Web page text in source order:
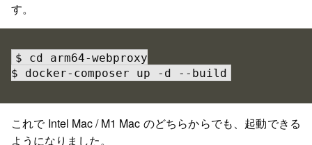
す。
$ cd arm64-webproxy
$ docker-composer up -d --build
これで Intel Mac / M1 Mac のどちらからでも、起動できる
ようになりました。